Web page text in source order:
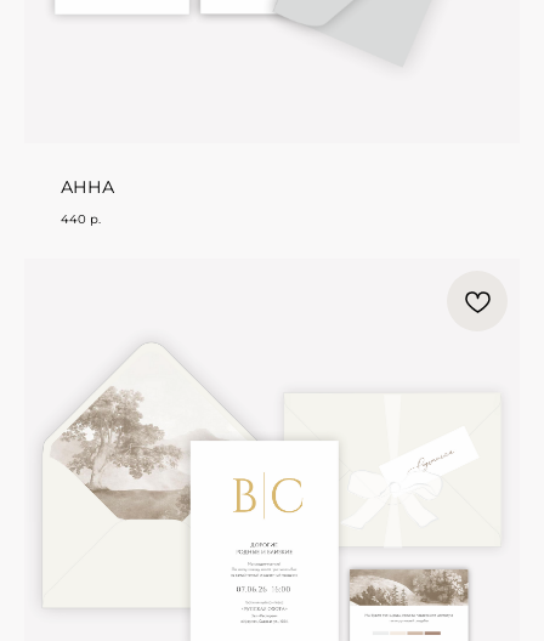
АННА
440 р.